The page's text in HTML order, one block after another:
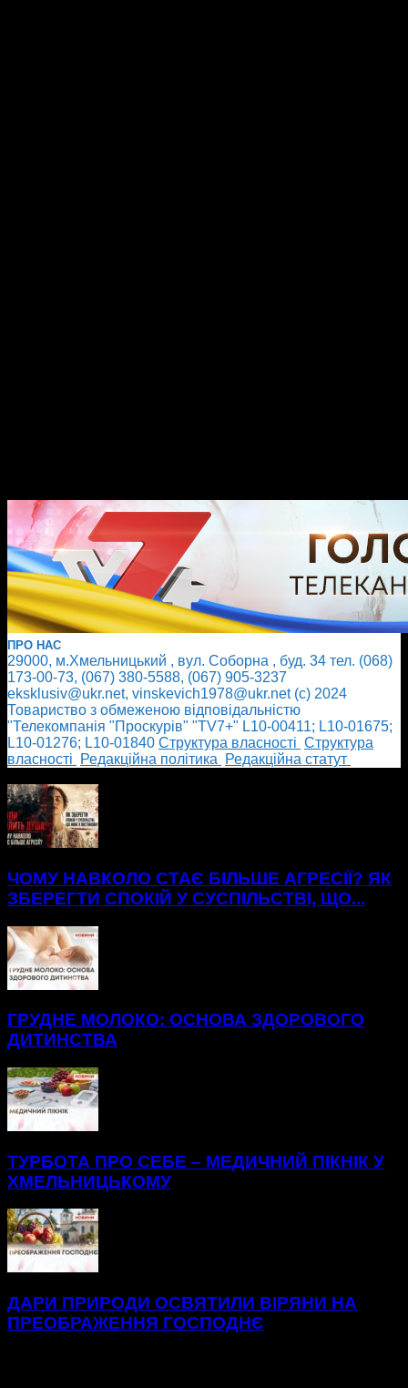
ПРО НАС
29000, м.Хмельницький , вул. Соборна , буд. 34 тел. (068)
173-00-73, (067) 380-5588, (067) 905-3237
eksklusiv@ukr.net, vinskevich1978@ukr.net (с) 2024
Товариство з обмеженою відповідальністю
"Телекомпанія "Проскурів" "TV7+" L10-00411; L10-01675;
L10-01276; L10-01840 Cтруктура власності Cтруктура
власності
Редакційна політика
Редакційна статут
ЧОМУ НАВКОЛО СТАЄ БІЛЬШЕ АГРЕСІЇ? ЯК
ЗБЕРЕГТИ СПОКІЙ У СУСПІЛЬСТВІ, ЩО...
ГРУДНЕ МОЛОКО: ОСНОВА ЗДОРОВОГО
ДИТИНСТВА
ТУРБОТА ПРО СЕБЕ – МЕДИЧНИЙ ПІКНІК У
ХМЕЛЬНИЦЬКОМУ
ДАРИ ПРИРОДИ ОСВЯТИЛИ ВІРЯНИ НА
ПРЕОБРАЖЕННЯ ГОСПОДНЄ